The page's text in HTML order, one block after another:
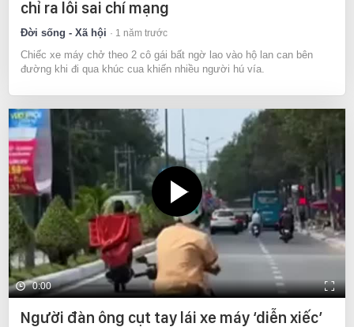
chỉ ra lỗi sai chí mạng
Đời sống - Xã hội 1 năm trước
Chiếc xe máy chở theo 2 cô gái bất ngờ lao vào hộ lan can bên
đường khi đi qua khúc cua khiến nhiều người hú vía.
0:00
Người đàn ông cụt tay lái xe máy ‘diễn xiếc’